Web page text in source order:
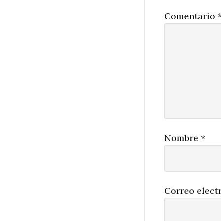
Comentario
Nombre *
Correo